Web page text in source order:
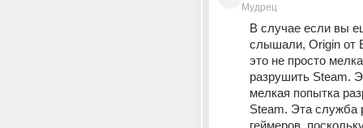
Мудрец
В случае если вы
слышали, Origin от
это не просто
разрушить Steam.
мелкая попытка
Steam. Эта служба
геймеров,